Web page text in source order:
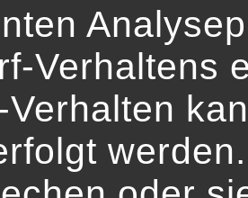
Verhaltens